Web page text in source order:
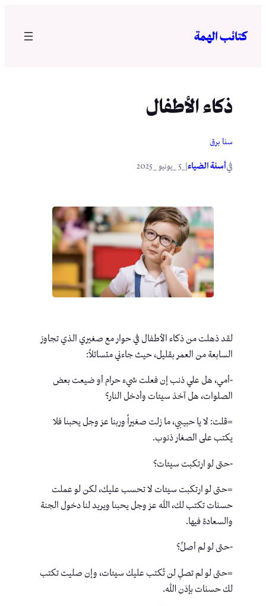
المحتوى
كتائب الهمة
ذكاء الأطفال
سنا برق
فيأسنة الضياء
لقد ذهلت من ذكاء الأطفال في حوار مع صغيري الذي تجاوز
السابعة من العمر بقليل، حيث جاءني متسائلاً:
-أمي، هل علي ذنب إن فعلت شيء حرام أو ضيعت بعض
الصلوات، هل آخذ سيئات وأدخل النار؟
=قلت: لا يا حبيبي، ما زلت صغيراً وربنا عز وجل يحبنا فلا
يكتب على الصغار ذنوب.
-حتى لو ارتكبت سيئات؟
=حتى لو ارتكبت سيئات لا تحسب عليك، لكن لو عملت
حسنات تكتب لك، الله عز وجل يحبنا ويريد لنا دخول الجنة
والسعادة فيها.
-حتى لو لم أصلِّ؟
=حتى لو لم تصلِ لن تُكتب عليك سيئات، وإن صليت تكتب
لك حسنات بإذن الله.